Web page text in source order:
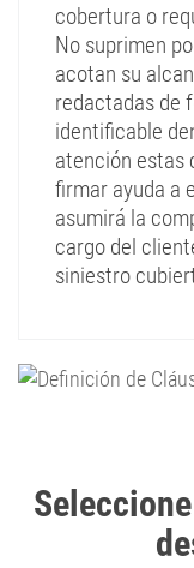
cobertura o
No suprimen
acotan su
redactadas de
identificable
atención estas
firmar ayuda a
asumirá la
cargo del
siniestro